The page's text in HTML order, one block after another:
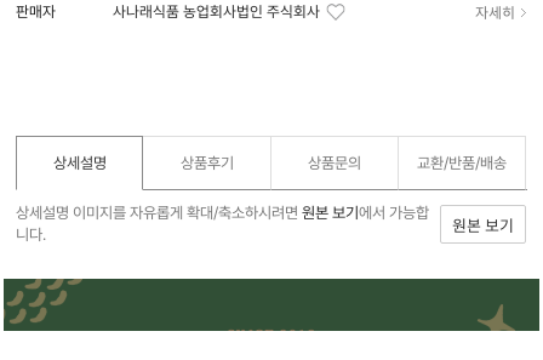
판매자 사나래식품 농업회사법인 주식회사 자세히
상세설명 상품후기 상품문의 교환/반품/배송
상세설명 이미지를 자유롭게 확대/축소하시려면원본 보기에서 가능합
니다.
원본 보기